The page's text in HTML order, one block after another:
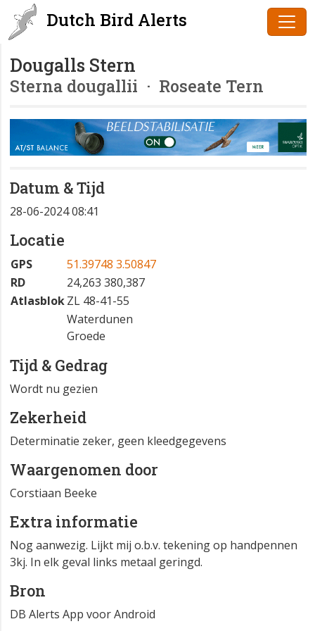
Dutch Bird Alerts
Dougalls Stern
Sterna dougallii · Roseate Tern
Datum & Tijd
28-06-2024 08:41
Locatie
GPS
51.39748 3.50847
RD
24,263 380,387
AtlasblokZL 48-41-55
Waterdunen
Groede
Tijd & Gedrag
Wordt nu gezien
Zekerheid
Determinatie zeker, geen kleedgegevens
Waargenomen door
Corstiaan Beeke
Extra informatie
Nog aanwezig. Lijkt mij o.b.v. tekening op handpennen
3kj. In elk geval links metaal geringd.
Bron
DB Alerts App voor Android